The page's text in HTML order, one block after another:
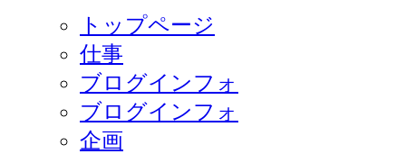
トップページ
仕事
ブログインフォ
ブログインフォ
企画